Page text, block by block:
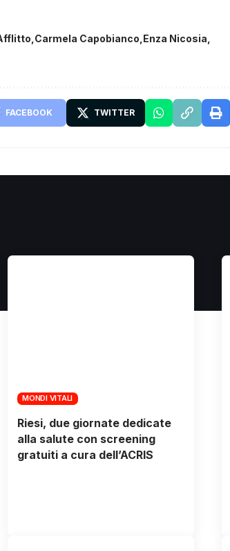
Carmela Capobianco Enza Nicosia
FACEBOOK TWITTER
MONDI VITALI
Riesi, due giornate dedicate
alla salute con screening
gratuiti a cura dell’ACRIS